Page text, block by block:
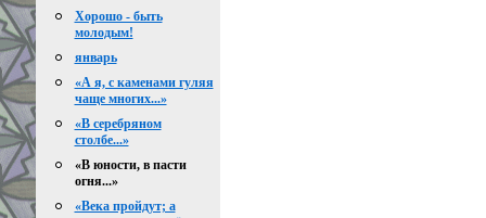
Хорошо - быть
молодым!
январь
«А я, с каменами гуляя
чаще многих...»
«В серебряном
столбе...»
«В юности, в пасти
огня...»
«Века пройдут; а